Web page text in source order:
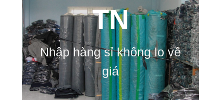
TN
Nhập hàng sỉ không lo về
giá